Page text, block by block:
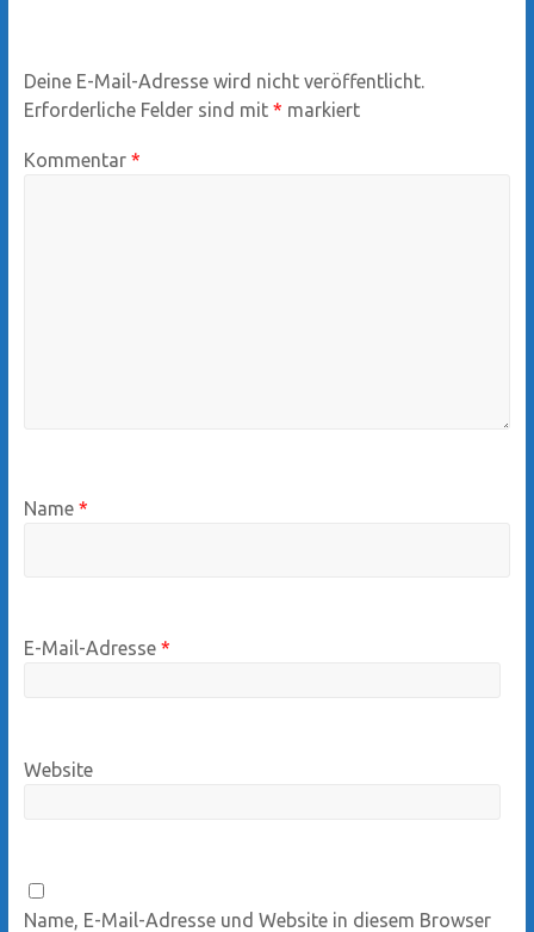
Deine E-Mail-Adresse wird nicht veröffentlicht.
Erforderliche Felder sind mit * markiert
Kommentar *
Name *
E-Mail-Adresse *
Website
Name, E-Mail-Adresse und Website in diesem Browser